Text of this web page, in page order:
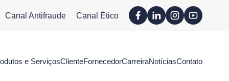
Canal Antifraude Canal Ético
e ServiçosClienteFornecedorCarreiraNotíciasContato